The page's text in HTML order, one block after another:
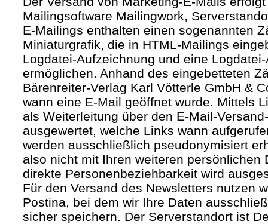
Mailingsoftware Mailingwork,
E-Mailings enthalten einen sogenannten
Miniaturgrafik, die in HTML-Mailings
Logdatei-Aufzeichnung und eine
ermöglichen. Anhand des eingebetteten
Bärenreiter-Verlag Karl Vötterle GmbH &
wann eine E-Mail geöffnet wurde. Mittels
als Weiterleitung über den E-Mail-
ausgewertet, welche Links wann
werden ausschließlich pseudonymisiert
also nicht mit Ihren weiteren persönlichen
direkte Personenbeziehbarkeit wird
Für den Versand des Newsletters nutzen
Postina, bei dem wir Ihre Daten
sicher speichern. Der Serverstandort ist